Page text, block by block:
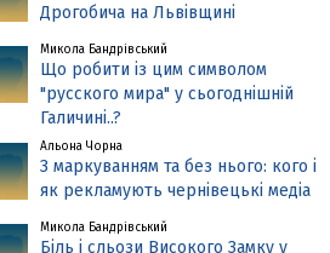
Дрогобича на Львівщині
Микола Бандрівський
Що робити із цим символом
"русского мира" у сьогоднішній
Галичині..?
Альона Чорна
З маркуванням та без нього: кого і
як рекламують чернівецькі медіа
Микола Бандрівський
Біль і сльози Високого Замку у